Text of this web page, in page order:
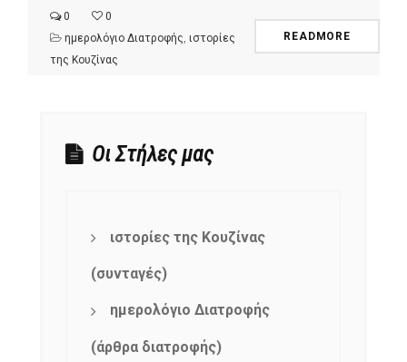
0
0
ημερολόγιο Διατροφής ιστορίες
της Κουζίνας
READMORE
Οι Στήλες μας
ιστορίες της Κουζίνας
(συνταγές)
ημερολόγιο Διατροφής
(άρθρα διατροφής)